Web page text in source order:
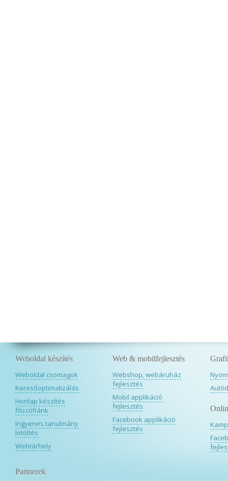
Weboldal készítés
Weboldal csomagok
Keresőoptimalizálás
Honlap készítés
filozófiánk
Ingyenes tanulmány
letöltés
Webtárhely
Web & mobilfejlesztés
Webshop, webáruház
fejlesztés
Mobil applikáció
fejlesztés
Facebook applikáció
fejlesztés
Partnerek